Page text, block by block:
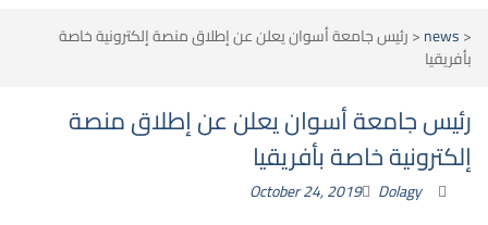
<
news
<رئيس جامعة أسوان يعلن عن إطلاق منصة إلكترونية خاصة
بأفريقيا
رئيس جامعة أسوان يعلن عن إطلاق منصة
إلكترونية خاصة بأفريقيا
October 24, 2019 Dolagy